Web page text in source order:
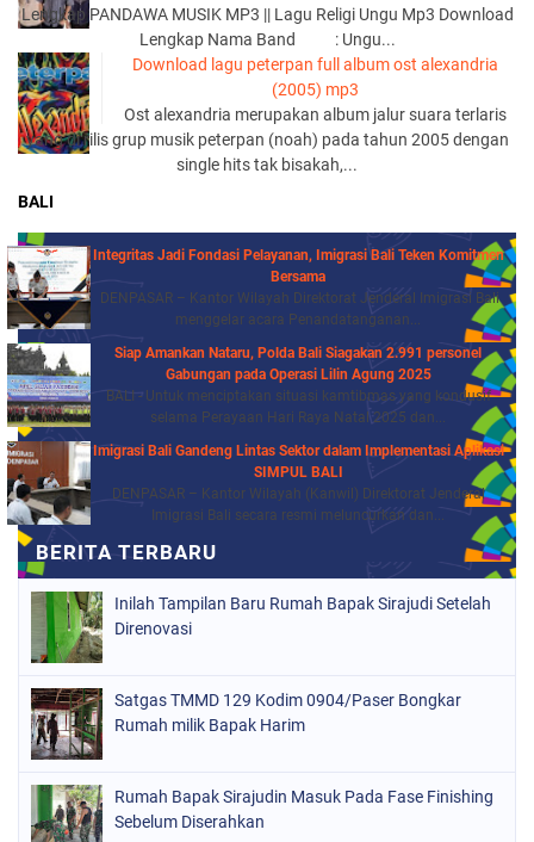
Lengkap PANDAWA MUSIK MP3 || Lagu Religi Ungu Mp3 Download
Lengkap Nama Band : Ungu...
Download lagu peterpan full album ost alexandria
(2005) mp3
Ost alexandria merupakan album jalur suara terlaris
yang di rilis grup musik peterpan (noah) pada tahun 2005 dengan
single hits tak bisakah,...
BALI
Integritas Jadi Fondasi Pelayanan, Imigrasi Bali Teken Komitmen
Bersama
DENPASAR – Kantor Wilayah Direktorat Jenderal Imigrasi Bali
menggelar acara Penandatanganan...
Siap Amankan Nataru, Polda Bali Siagakan 2.991 personel
Gabungan pada Operasi Lilin Agung 2025
BALI - Untuk menciptakan situasi kamtibmas yang kondusif
selama Perayaan Hari Raya Natal 2025 dan...
Imigrasi Bali Gandeng Lintas Sektor dalam Implementasi Aplikasi
SIMPUL BALI
DENPASAR – Kantor Wilayah (Kanwil) Direktorat Jenderal
Imigrasi Bali secara resmi meluncurkan dan...
Inilah Tampilan Baru Rumah Bapak Sirajudi Setelah
Direnovasi
Satgas TMMD 129 Kodim 0904/Paser Bongkar
Rumah milik Bapak Harim
Rumah Bapak Sirajudin Masuk Pada Fase Finishing
Sebelum Diserahkan